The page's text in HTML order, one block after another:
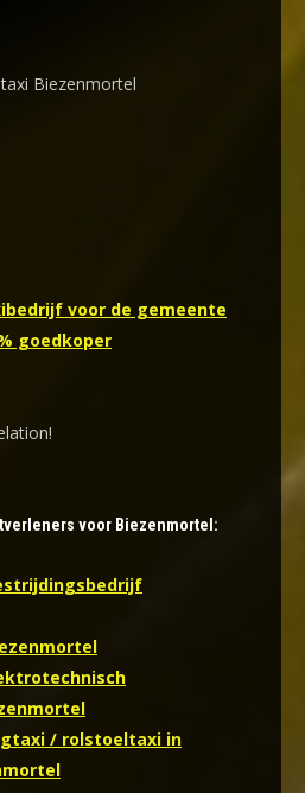
Biezenmortel
voor de gemeente
goedkoper
voor Biezenmortel:
/ rolstoeltaxi in